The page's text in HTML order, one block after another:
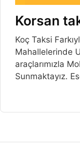
Korsan
Koç Taksi
Mahallelerinde
araçlarımızla
Sunmaktayız.